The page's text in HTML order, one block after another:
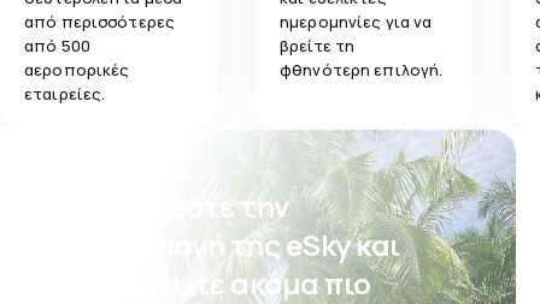
από περισσότερες
από 500
αεροπορικές
εταιρείες.
ημερομηνίες για να
βρείτε τη
φθηνότερη επιλογή.
Κατεβάστε την
εφαρμογή της eSky και
ταξιδέψτε ακόμα πιο